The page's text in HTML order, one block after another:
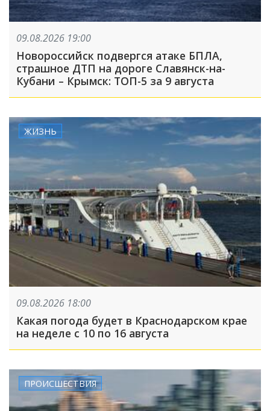
09.08.2026 19:00
Новороссийск подвергся атаке БПЛА,
страшное ДТП на дороге Славянск-на-
Кубани – Крымск: ТОП-5 за 9 августа
ЖИЗНЬ
09.08.2026 18:00
Какая погода будет в Краснодарском крае
на неделе с 10 по 16 августа
ПРОИСШЕСТВИЯ